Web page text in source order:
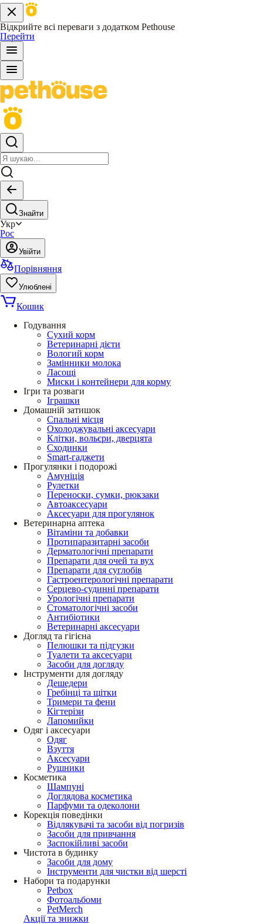
Відкрийте всі переваги з додатком Pethouse
Перейти
Знайти
Укр
Рос
Увійти
Порівняння
Улюблені
Кошик
Годування
Сухий корм
Ветеринарні дієти
Вологий корм
Замінники молока
Ласощі
Миски і контейнери для корму
Ігри та розваги
Іграшки
Домашній затишок
Спальні місця
Охолоджувальні аксесуари
Клітки, вольєри, дверцята
Сходинки
Smart-гаджети
Прогулянки і подорожі
Амуніція
Рулетки
Переноски, сумки, рюкзаки
Автоаксесуари
Аксесуари для прогулянок
Ветеринарна аптека
Вітаміни та добавки
Протипаразитарні засоби
Дерматологічні препарати
Препарати для очей та вух
Препарати для суглобів
Гастроентерологічні препарати
Серцево-судинні препарати
Урологічні препарати
Стоматологічні засоби
Антибіотики
Ветеринарні аксесуари
Догляд та гігієна
Пелюшки та підгузки
Туалети та аксесуари
Засоби для догляду
Інструменти для догляду
Дешедери
Гребінці та щітки
Тримери та фени
Кігтерізи
Лапомийки
Одяг і аксесуари
Одяг
Взуття
Аксесуари
Рушники
Косметика
Шампуні
Доглядова косметика
Парфуми та одеколони
Корекція поведінки
Відлякувачі та засоби від погризів
Засоби для привчання
Заспокійливі засоби
Чистота в будинку
Засоби для дому
Інструменти для чистки від шерсті
Набори та подарунки
Petbox
Фотоальбоми
PetMerch
Акції та знижки